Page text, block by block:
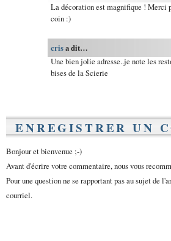
La décoration est magnifique ! Merci
coin :)
crisa dit…
Une bien jolie adresse..je note les
bises de la Scierie
ENREGISTRER UN
Bonjour et bienvenue ;-)
Avant d'écrire votre commentaire, nous vous
Pour une question ne se rapportant pas au sujet de
courriel.